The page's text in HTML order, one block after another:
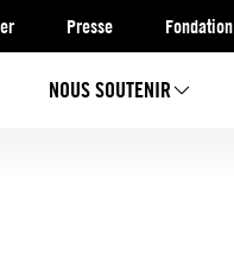
Presse Fondation
NOUS SOUTENIR